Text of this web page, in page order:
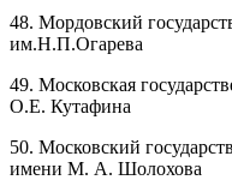
48. Мордовский
им.Н.П.Огарева
49. Московская
О.Е. Кутафина
50. Московский
имени М. А. Шолохова